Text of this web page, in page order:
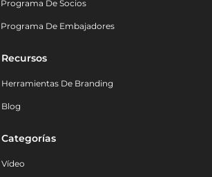
Programa De Socios
Programa De Embajadores
Recursos
Herramientas De Branding
Blog
Categorías
Vídeo